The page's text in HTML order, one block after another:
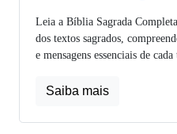
Leia a Bíblia Sagrada
dos textos sagrados,
e mensagens essenciais de cada
Saiba mais